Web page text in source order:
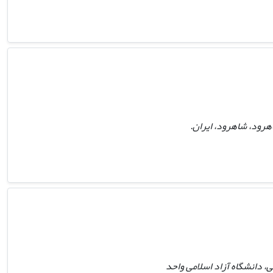
شاهرود، ایران.
دانشگاه آزاد اسلامی واحد